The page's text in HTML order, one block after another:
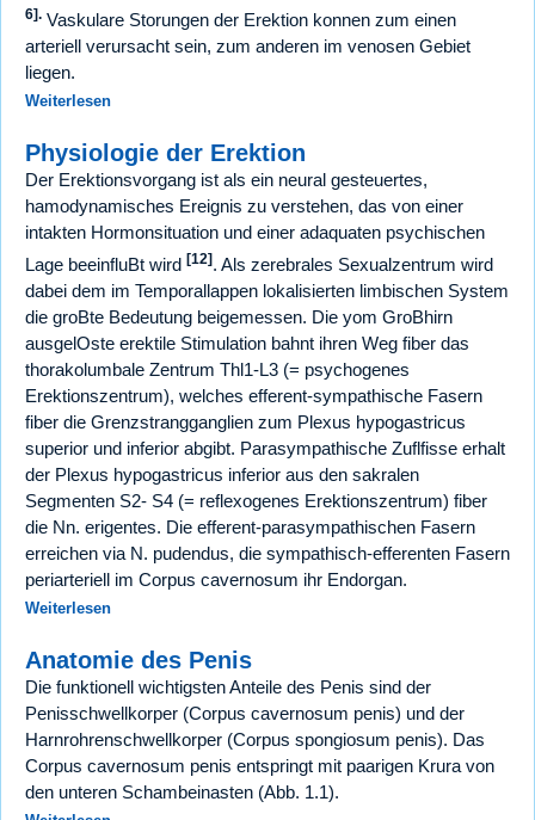
6]. Vaskulare Storungen der Erektion konnen zum einen
arteriell verursacht sein, zum anderen im venosen Gebiet
liegen.
Weiterlesen
Physiologie der Erektion
Der Erektionsvorgang ist als ein neural gesteuertes,
hamodynamisches Ereignis zu verstehen, das von einer
intakten Hormonsituation und einer adaquaten psychischen
Lage beeinfluBt wird [12] . Als zerebrales Sexualzentrum wird
dabei dem im Temporallappen lokalisierten limbischen System
die groBte Bedeutung beigemessen. Die yom GroBhirn
ausgelOste erektile Stimulation bahnt ihren Weg fiber das
thorakolumbale Zentrum Thl1-L3 (= psychogenes
Erektionszentrum), welches efferent-sympathische Fasern
fiber die Grenzstrangganglien zum Plexus hypogastricus
superior und inferior abgibt. Parasympathische Zuflfisse erhalt
der Plexus hypogastricus inferior aus den sakralen
Segmenten S2- S4 (= reflexogenes Erektionszentrum) fiber
die Nn. erigentes. Die efferent-parasympathischen Fasern
erreichen via N. pudendus, die sympathisch-efferenten Fasern
periarteriell im Corpus cavernosum ihr Endorgan.
Weiterlesen
Anatomie des Penis
Die funktionell wichtigsten Anteile des Penis sind der
Penisschwellkorper (Corpus cavernosum penis) und der
Harnrohrenschwellkorper (Corpus spongiosum penis). Das
Corpus cavernosum penis entspringt mit paarigen Krura von
den unteren Schambeinasten (Abb. 1.1).